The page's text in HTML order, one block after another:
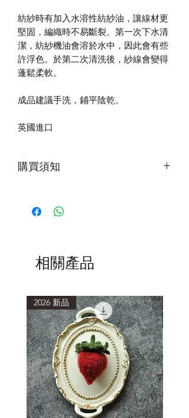
紡紗時有加入水溶性紡紗油，讓線材更
堅固，編織時不易斷裂。第一次下水清
潔，紡紗機油會溶於水中，因此會有些
許浮色。於第二次清洗後，紗線會變得
蓬鬆柔軟。
成品建議手洗，鋪平陰乾。
英國進口
購買須知
中會有浮色，為正常現象。清洗時使用
低於40度的水溫，浸泡15分鐘或以上再
避免重複搓揉擠壓，造成織品氈化縮
相關產品
2026 新品